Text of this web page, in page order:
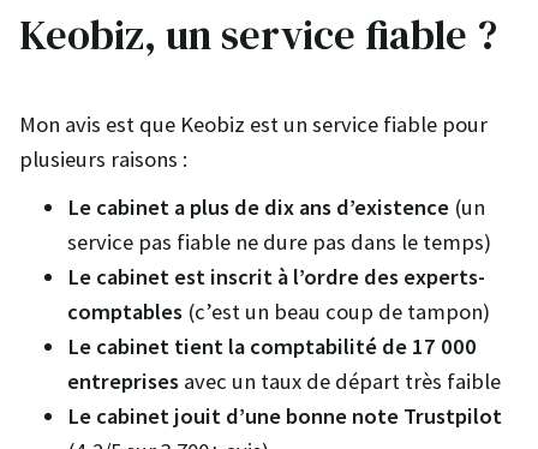
Keobiz, un service fiable ?
Mon avis est que Keobiz est un service fiable pour
plusieurs raisons :
Le cabinet a plus de dix ans d’existence (un
service pas fiable ne dure pas dans le temps)
Le cabinet est inscrit à l’ordre des experts-
comptables (c’est un beau coup de tampon)
Le cabinet tient la comptabilité de 17 000
entreprises avec un taux de départ très faible
Le cabinet jouit d’une bonne note Trustpilot